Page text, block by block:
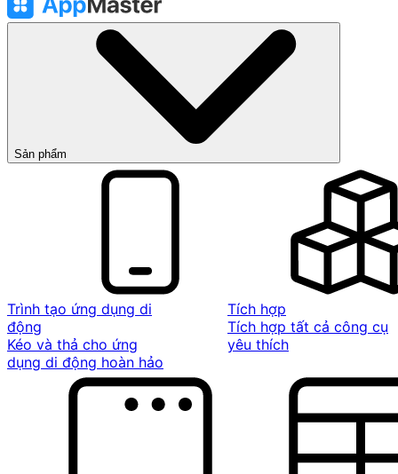
Sản phẩm
Trình tạo ứng dụng di
động
Kéo và thả cho ứng
dụng di động hoàn hảo
Tích hợp
Tích hợp tất cả công cụ
yêu thích